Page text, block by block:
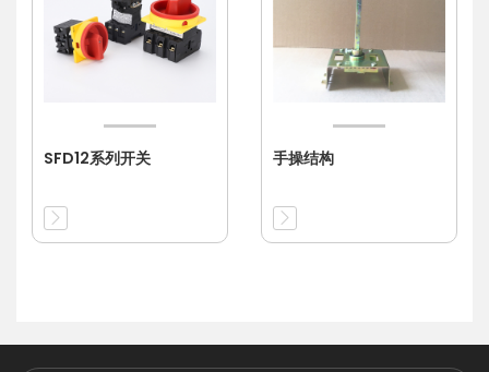
SFD12系列开关 手操结构